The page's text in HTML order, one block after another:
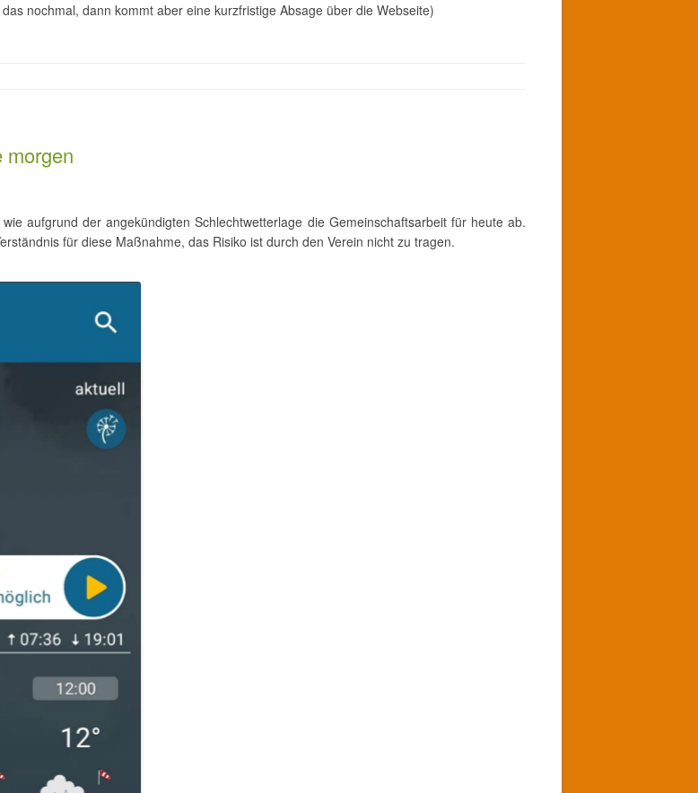
nochmal, dann kommt aber eine kurzfristige Absage über die Webseite)
morgen
aufgrund der angekündigten Schlechtwetterlage die Gemeinschaftsarbeit für heute ab.
für diese Maßnahme, das Risiko ist durch den Verein nicht zu tragen.